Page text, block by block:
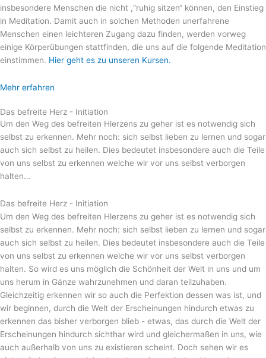
insbesondere Menschen die nicht ,“ruhig sitzen“ können, den Einstieg
in Meditation. Damit auch in solchen Methoden unerfahrene
Menschen einen leichteren Zugang dazu finden, werden vorweg
einige Körperübungen stattfinden, die uns auf die folgende Meditation
einstimmen. Hier geht es zu unseren Kursen.
Mehr erfahren
Das befreite Herz - Initiation
Um den Weg des befreiten Hlerzens zu geher ist es notwendig sich
selbst zu erkennen. Mehr noch: sich selbst lieben zu lernen und sogar
auch sich selbst zu heilen. Dies bedeutet insbesondere auch die Teile
von uns selbst zu erkennen welche wir vor uns selbst verborgen
halten…
Das befreite Herz - Initiation
Um den Weg des befreiten Hlerzens zu geher ist es notwendig sich
selbst zu erkennen. Mehr noch: sich selbst lieben zu lernen und sogar
auch sich selbst zu heilen. Dies bedeutet insbesondere auch die Teile
von uns selbst zu erkennen welche wir vor uns selbst verborgen
halten. So wird es uns möglich die Schönheit der Welt in uns und um
uns herum in Gänze wahrzunehmen und daran teilzuhaben.
Gleichzeitig erkennen wir so auch die Perfektion dessen was ist, und
wir beginnen, durch die Welt der Erscheinungen hindurch etwas zu
erkennen das bisher verborgen blieb - etwas, das durch die Welt der
Erscheinungen hindurch sichthar wird und gleichermaßen in uns, wie
auch außerhalb von uns zu existieren scheint. Doch sehen wir es